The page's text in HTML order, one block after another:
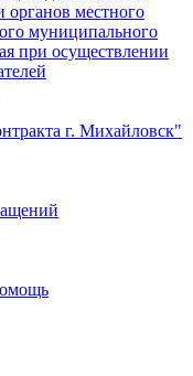
органов местного
муниципального
при осуществлении
г. Михайловск"